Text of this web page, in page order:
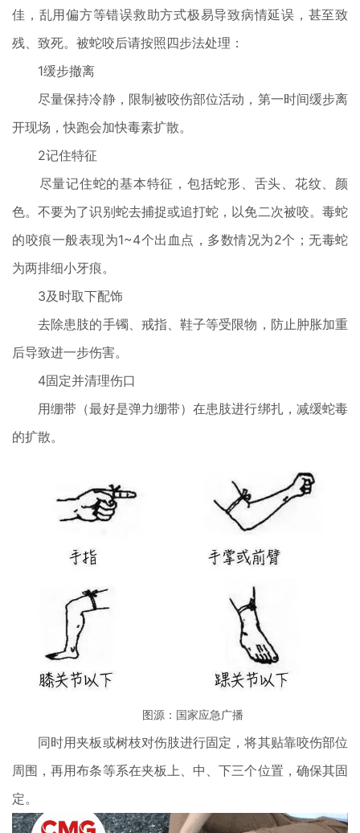
佳，乱用偏方等错误救助方式极易导致病情延误，甚至致
残、致死。被蛇咬后请按照四步法处理：
1缓步撤离
尽量保持冷静，限制被咬伤部位活动，第一时间缓步离
开现场，快跑会加快毒素扩散。
2记住特征
尽量记住蛇的基本特征，包括蛇形、舌头、花纹、颜
色。不要为了识别蛇去捕捉或追打蛇，以免二次被咬。毒蛇
的咬痕一般表现为1~4个出血点，多数情况为2个；无毒蛇
为两排细小牙痕。
3及时取下配饰
去除患肢的手镯、戒指、鞋子等受限物，防止肿胀加重
后导致进一步伤害。
4固定并清理伤口
用绷带（最好是弹力绷带）在患肢进行绑扎，减缓蛇毒
的扩散。
图源：国家应急广播
同时用夹板或树枝对伤肢进行固定，将其贴靠咬伤部位
周围，再用布条等系在夹板上、中、下三个位置，确保其固
定。